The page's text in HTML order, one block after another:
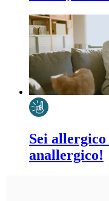
Sei
anallergico!